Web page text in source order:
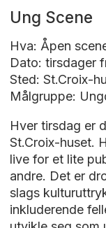
Ung Scene
Hva: Åpen
Dato: tirsdager
Sted: St.Croix-
Målgruppe:
Hver tirsdag er
St.Croix-huset.
live for et lite
andre. Det er
slags
inkluderende